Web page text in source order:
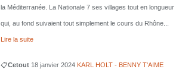
la Méditerranée. La Nationale 7 ses villages tout en longueur
qui, au fond suivaient tout simplement le cours du Rhône...
Lire la suite
📋Cetout 18 janvier 2024 KARL HOLT - BENNY T'AIME